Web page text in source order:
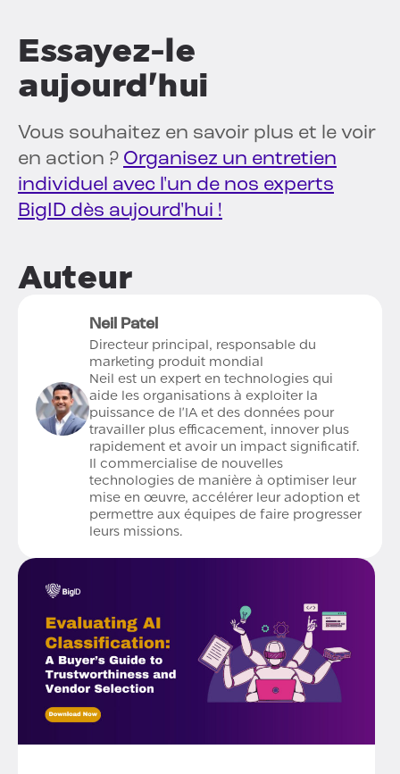
Essayez-le
aujourd'hui
Vous souhaitez en savoir plus et le voir
en action ? Organisez un entretien
individuel avec l'un de nos experts
BigID dès aujourd'hui !
Auteur
Neil Patel
Directeur principal, responsable du
marketing produit mondial
Neil est un expert en technologies qui
aide les organisations à exploiter la
puissance de l'IA et des données pour
travailler plus efficacement, innover plus
rapidement et avoir un impact significatif.
Il commercialise de nouvelles
technologies de manière à optimiser leur
mise en œuvre, accélérer leur adoption et
permettre aux équipes de faire progresser
leurs missions.